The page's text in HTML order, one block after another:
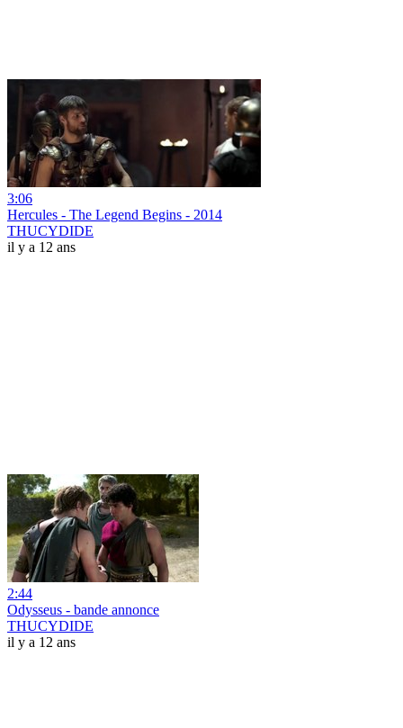
3:06
Hercules - The Legend Begins - 2014
THUCYDIDE
il y a 12 ans
2:44
Odysseus - bande annonce
THUCYDIDE
il y a 12 ans